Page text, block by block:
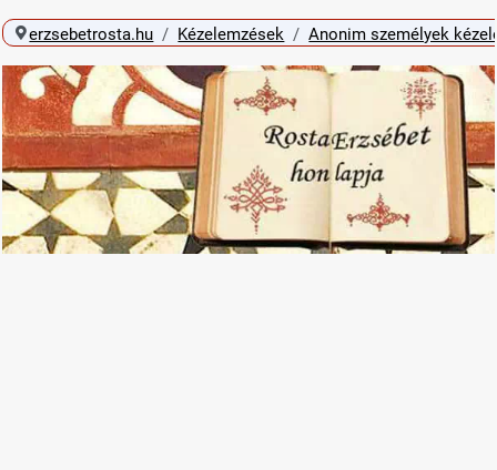
erzsebetrosta.hu Kézelemzések Anonim személyek